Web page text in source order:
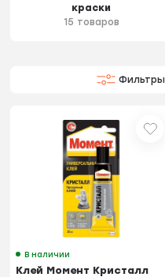
краски
15 товаров
Фильтры
В наличии
Клей Момент Кристалл